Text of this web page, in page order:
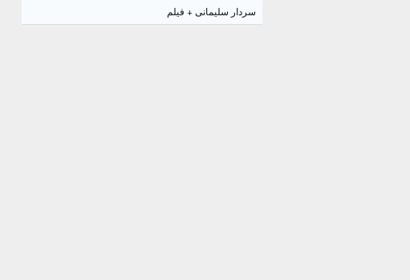
سردار سلیمانی + فیلم